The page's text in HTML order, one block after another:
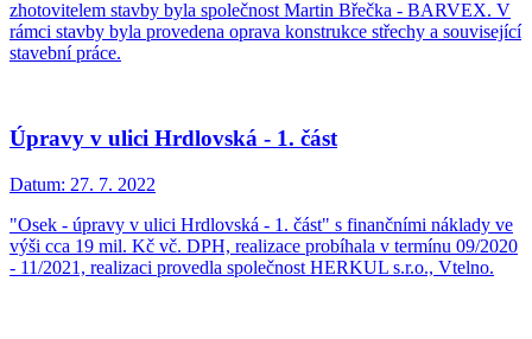
zhotovitelem stavby byla společnost Martin Břečka - BARVEX. V
rámci stavby byla provedena oprava konstrukce střechy a související
stavební práce.
Úpravy v ulici Hrdlovská - 1. část
Datum: 27. 7. 2022
"Osek - úpravy v ulici Hrdlovská - 1. část" s finančními náklady ve
výši cca 19 mil. Kč vč. DPH, realizace probíhala v termínu 09/2020
- 11/2021, realizaci provedla společnost HERKUL s.r.o., Vtelno.